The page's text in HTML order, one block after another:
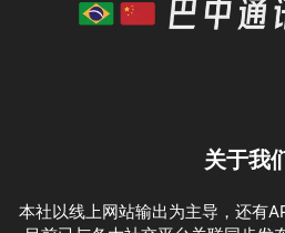
关于我
本社以线上网站输出为主导，还有